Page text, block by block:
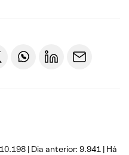
| Dia anterior: 9.941 | Há